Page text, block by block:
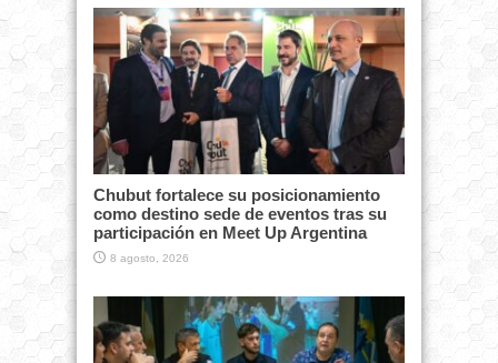
Chubut fortalece su posicionamiento
como destino sede de eventos tras su
participación en Meet Up Argentina
8 agosto, 2026